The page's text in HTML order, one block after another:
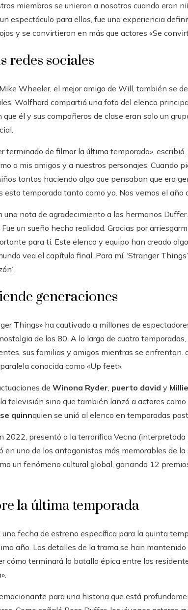
miembros se unieron a nosotros cuando eran
espectáculo para ellos, fue una experiencia
y se convirtieron en más que actores «Se
redes sociales
Wheeler, el mejor amigo de Will, también se
Wolfhard compartió una foto del elenco
él y sus compañeros de clase eran solo un
terminado de filmar la última temporada», escribió.
a mis amigos y a nuestros personajes. Cuando
tontos haciendo algo que pensaban que era
esta temporada tanto como yo. Nos vemos el año
nota de agradecimiento a los hermanos
un sueño hecho realidad. Gracias por
para ti. Este elenco y equipo han creado
vea el capítulo final. Para mí, ‘Stranger
generaciones
Things» ha cautivado a millones de
de los 80. A lo largo de cuatro temporadas,
sus familias y amigos mientras se enfrentan.
conocida como «Up feet».
de Winona Ryder, puerto david y
televisión sino que también lanzó a actores como
quinnquien se unió al elenco en temporadas
2022, presentó a la terrorífica Vecna ​​​​(interpretada
en uno de los antagonistas más memorables de la
un fenómeno cultural global, ganando 12
la última temporada
fecha de estreno específica para la quinta
año. Los detalles de la trama se han mantenido
cómo terminará la batalla épica entre los
para una historia que está